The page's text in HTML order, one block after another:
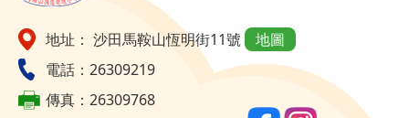
地址： 沙田馬鞍山恆明街11號
地圖
電話：26309219
傳真：26309768